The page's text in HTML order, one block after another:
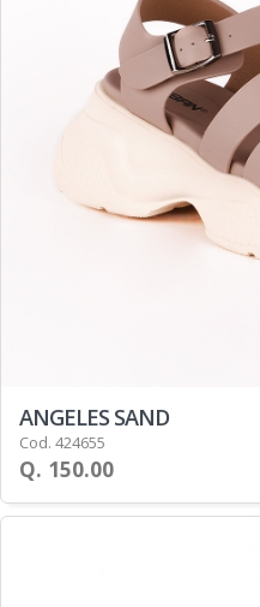
ANGELES SAND
Cod. 424655
Q. 150.00